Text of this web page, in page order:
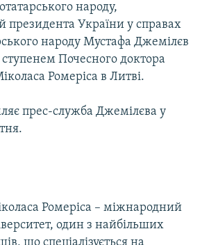
RL
народу,
президента України у справах
народу Мустафа Джемілєв
Почесного доктора
Ромеріса в Литві.
прес-служба Джемілєва у
Ромеріса – міжнародний
один з найбільших